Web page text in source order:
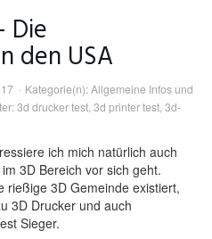
Die
den USA
Kategorie(n):Allgemeine Infos und
3d drucker test, 3d printer test, 3d-
ich mich natürlich auch
3D Bereich vor sich geht.
rießige 3D Gemeinde existiert,
3D Drucker und auch
Sieger.